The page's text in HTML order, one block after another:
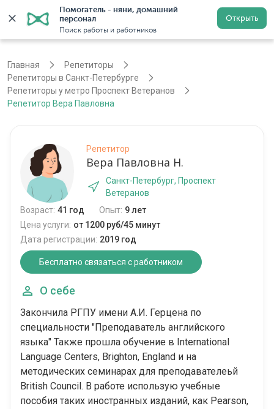
Помогатель - няни, домашний
персонал
Поиск работы и работников
Открыть
Санкт-Петербург Регистрация
Главная
Репетиторы
Репетиторы в Санкт-Петербурге
Репетиторы у метро Проспект Ветеранов
Репетитор Вера Павловна
Репетитор
Вера Павловна Н.
Санкт-Петербург, Проспект
Ветеранов
Возраст: 41 год Опыт: 9 лет
Цена услуги: от 1200 руб/45 минут
Дата регистрации: 2019 год
Бесплатно связаться с работником
О себе
Закончила РГПУ имени А.И. Герцена по
специальности "Преподаватель английского
языка" Также прошла обучение в International
Language Centers, Brighton, England и на
методических семинарах для преподавателеьй
British Council. В работе использую учебные
пособия таких иностранных изданий, как Pearson,